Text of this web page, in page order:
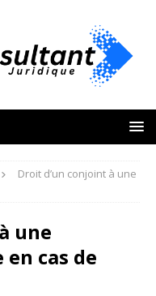
Droit d’un conjoint à une
une
cas de